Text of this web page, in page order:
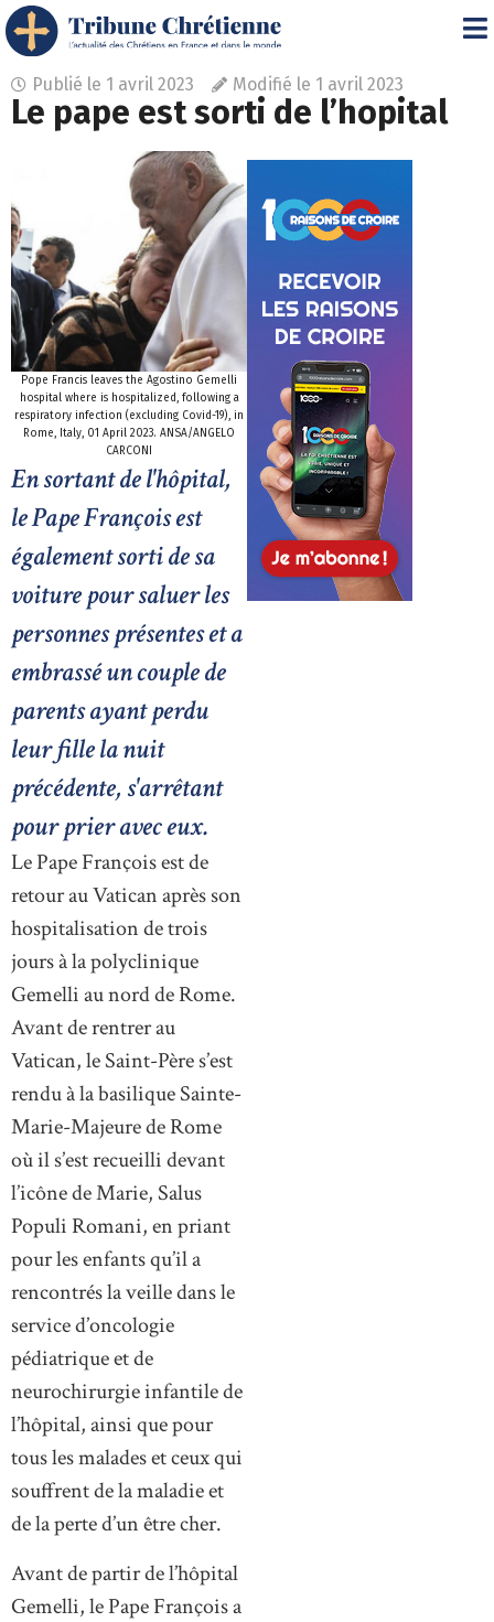
Publié le 1 avril 2023 Modifié le 1 avril 2023
Le pape est sorti de l’hopital
Pope Francis leaves the Agostino Gemelli
hospital where is hospitalized, following a
respiratory infection (excluding Covid-19), in
Rome, Italy, 01 April 2023. ANSA/ANGELO
CARCONI
En sortant de l'hôpital,
le Pape François est
également sorti de sa
voiture pour saluer les
personnes présentes et a
embrassé un couple de
parents ayant perdu
leur fille la nuit
précédente, s'arrêtant
pour prier avec eux.
Le Pape François est de
retour au Vatican après son
hospitalisation de trois
jours à la polyclinique
Gemelli au nord de Rome.
Avant de rentrer au
Vatican, le Saint-Père s’est
rendu à la basilique Sainte-
Marie-Majeure de Rome
où il s’est recueilli devant
l’icône de Marie, Salus
Populi Romani, en priant
pour les enfants qu’il a
rencontrés la veille dans le
service d’oncologie
pédiatrique et de
neurochirurgie infantile de
l’hôpital, ainsi que pour
tous les malades et ceux qui
souffrent de la maladie et
de la perte d’un être cher.
Avant de partir de l’hôpital
Gemelli, le Pape François a